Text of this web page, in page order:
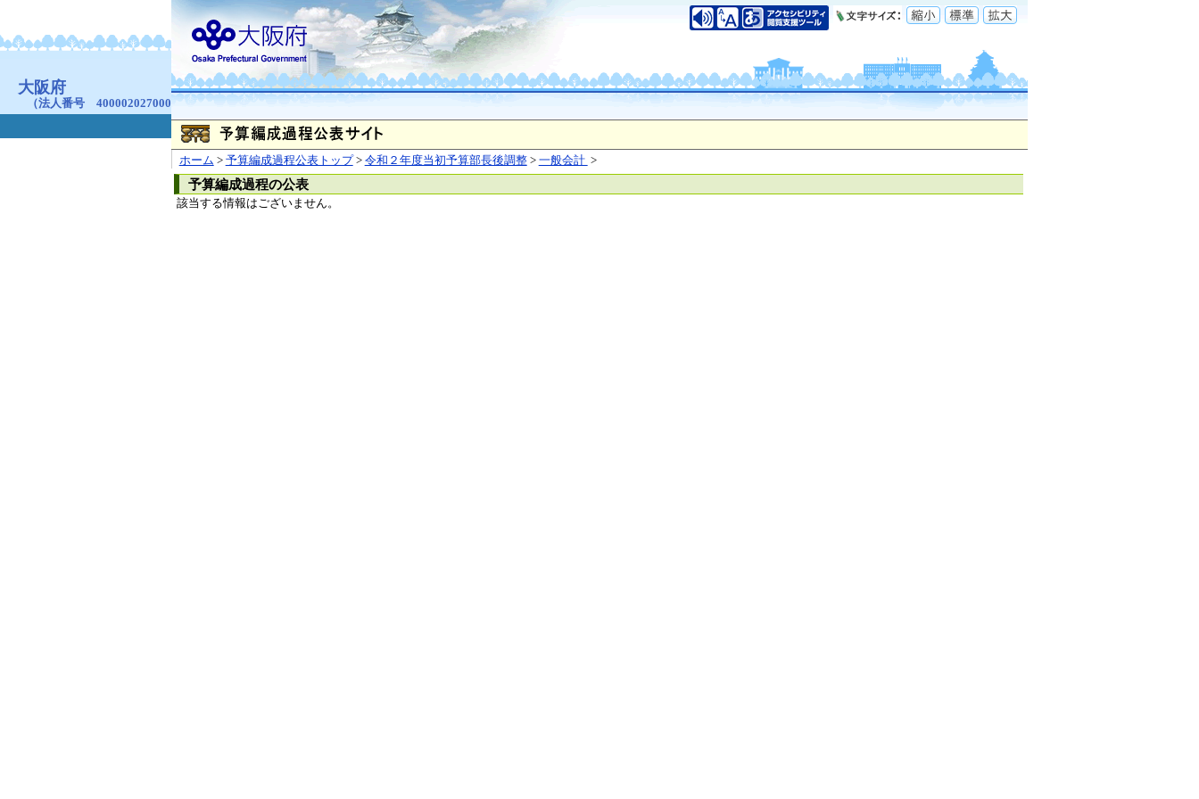
ホーム > 予算編成過程公表トップ> 令和２年度当初予算部長後調整> 一般会計 >
予算編成過程の公表
該当する情報はございません。
お問合せ 個人情報の取り扱いについて
大阪府
（法人番号 4000020270008）
本庁 〒540-8570 大阪市中央区大手前2丁目
（代表電話）06-6941-0351
咲洲庁舎
〒559-8555 大阪市住之江区南港北1-14-16
（代表電話）06-6941-0351
© Copyright 2003-2026 Osaka Prefecture,All rights reserved.